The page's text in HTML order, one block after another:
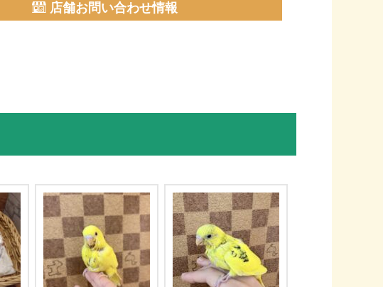
店舗お問い合わせ情報